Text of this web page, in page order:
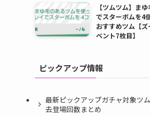
【ツムツム】ま
でスターボムを4
おすすめツム【
ベント7枚目】
ピックアップ情報
最新ピックアップガチャ対象ツ
去登場回数まとめ